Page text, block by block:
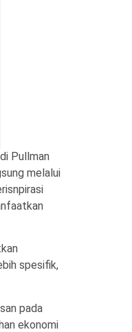
Pullman
melalui
spesifik,
pada
ekonomi